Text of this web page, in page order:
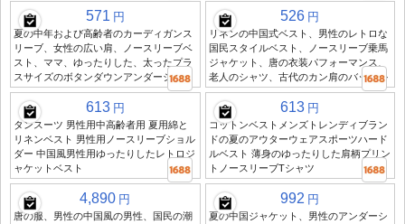
571 円
夏の中年および高齢者のカーディガンス
リーブ、女性の広い肩、ノースリーブベ
スト、ママ、ゆったりした、太ったプラ
スサイズのボタンダウンアンダーシャツ
526 円
リネンの中国式ベスト、男性のレトロな
国民スタイルベスト、ノースリーブ乗馬
ジャケット、唐の衣装パフォーマンス、
老人のシャツ、古代のカン肩のバックル
613 円
タンスーツ 男性用中高齢者用 夏用綿と
リネンベスト 男性用ノースリーブショル
ダー 中国風男性用ゆったりしたレトロジ
ャケットベスト
613 円
コットンベストメンズトレンディブラン
ドの夏のアウターウェアスポーツハード
ルベスト 薄身のゆったりした肩柄プリン
トノースリーブTシャツ
4,890 円
唐の服、男性の中国風の男性、国民の潮
992 円
夏の中国ジャケット、男性のアンダーシ